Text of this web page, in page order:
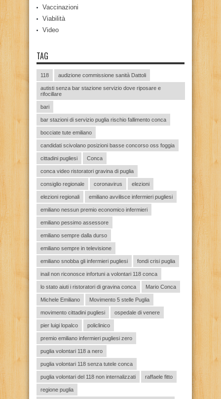
Vaccinazioni
Viabilità
Video
TAG
118 audizione commissione sanità Dattoli
autisti senza bar stazione servizio dove riposare e
rifocillare
bari
bar stazioni di servizio puglia rischio fallimento conca
bocciate tute emiliano
candidati scivolano posizioni basse concorso oss foggia
cittadini pugliesi Conca
conca video ristoratori gravina di puglia
consiglio regionale coronavirus elezioni
elezioni regionali emiliano avvilisce infermieri pugliesi
emiliano nessun premio economico infermieri
emiliano pessimo assessore
emiliano sempre dalla durso
emiliano sempre in televisione
emiliano snobba gli infermieri pugliesi fondi crisi puglia
inail non riconosce infortuni a volontari 118 conca
lo stato aiuti i ristoratori di gravina conca Mario Conca
Michele Emiliano Movimento 5 stelle Puglia
movimento cittadini pugliesi ospedale di venere
pier luigi lopalco policlinico
premio emiliano infermieri pugliesi zero
puglia volontari 118 a nero
puglia volontari 118 senza tutele conca
puglia volontari del 118 non internalizzati raffaele fitto
regione puglia